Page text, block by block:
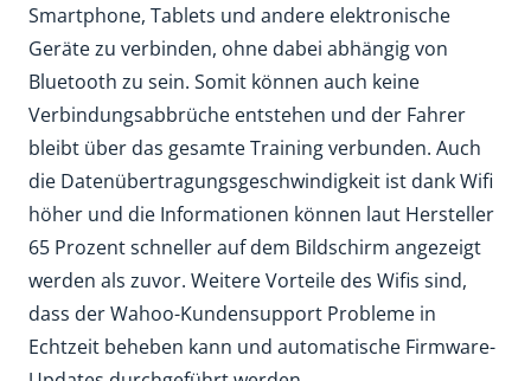
Smartphone, Tablets und andere elektronische
Geräte zu verbinden, ohne dabei abhängig von
Bluetooth zu sein. Somit können auch keine
Verbindungsabbrüche entstehen und der Fahrer
bleibt über das gesamte Training verbunden. Auch
die Datenübertragungsgeschwindigkeit ist dank Wifi
höher und die Informationen können laut Hersteller
65 Prozent schneller auf dem Bildschirm angezeigt
werden als zuvor. Weitere Vorteile des Wifis sind,
dass der Wahoo-Kundensupport Probleme in
Echtzeit beheben kann und automatische Firmware-